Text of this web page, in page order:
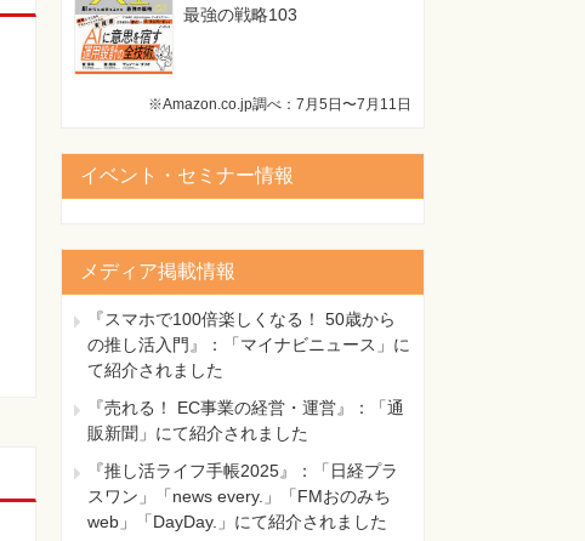
最強の戦略103
※Amazon.co.jp調べ：7月5日〜7月11日
イベント・セミナー情報
メディア掲載情報
『スマホで100倍楽しくなる！ 50歳から
の推し活入門』：「マイナビニュース」に
て紹介されました
『売れる！ EC事業の経営・運営』：「通
販新聞」にて紹介されました
『推し活ライフ手帳2025』：「日経プラ
スワン」「news every.」「FMおのみち
web」「DayDay.」にて紹介されました